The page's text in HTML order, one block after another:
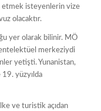
etmek isteyenlerin vize
olacaktır.
yer olarak bilinir. MÖ
entelektüel merkeziydi
yetişti. Yunanistan,
19. yüzyılda
ve turistik açıdan